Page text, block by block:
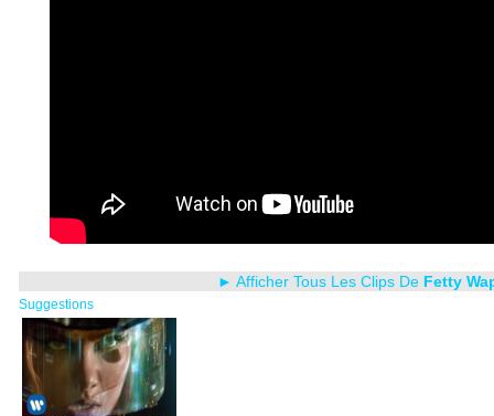
► Afficher Tous Les Clips De Fetty
Suggestions